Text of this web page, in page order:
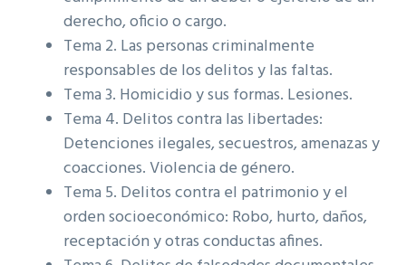
derecho, oficio o cargo.
Tema 2. Las personas criminalmente
responsables de los delitos y las faltas.
Tema 3. Homicidio y sus formas. Lesiones.
Tema 4. Delitos contra las libertades:
Detenciones ilegales, secuestros, amenazas y
coacciones. Violencia de género.
Tema 5. Delitos contra el patrimonio y el
orden socioeconómico: Robo, hurto, daños,
receptación y otras conductas afines.